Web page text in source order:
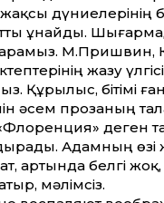
дүниелерінің
ұнайды.
М.Пришвин,
жазу
Құрылыс, бітімі
әсем прозаның
деген
Адамның өзі
артында белгі жоқ,
мәлімсіз.